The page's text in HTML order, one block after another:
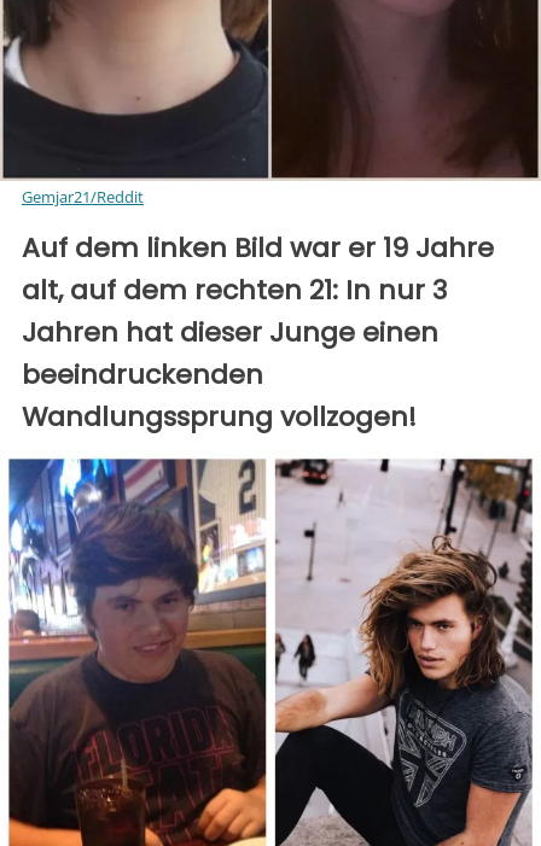
Gemjar21/Reddit
Auf dem linken Bild war er 19 Jahre
alt, auf dem rechten 21: In nur 3
Jahren hat dieser Junge einen
beeindruckenden
Wandlungssprung vollzogen!